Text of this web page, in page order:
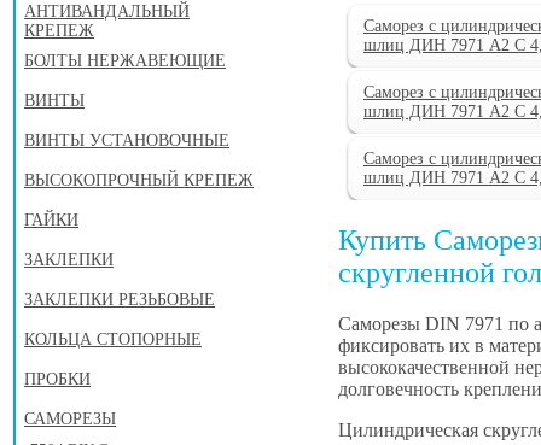
АНТИВАНДАЛЬНЫЙ
КРЕПЕЖ
БОЛТЫ НЕРЖАВЕЮЩИЕ
ВИНТЫ
ВИНТЫ УСТАНОВОЧНЫЕ
ВЫСОКОПРОЧНЫЙ КРЕПЕЖ
ГАЙКИ
ЗАКЛЕПКИ
ЗАКЛЕПКИ РЕЗЬБОВЫЕ
КОЛЬЦА СТОПОРНЫЕ
ПРОБКИ
САМОРЕЗЫ
Саморез с
шлиц ДИН 7971 А2 C
Саморез с
шлиц ДИН 7971 А2 C
Саморез с
шлиц ДИН 7971 А2 C
Купить
скругленной
Саморезы DIN 7971 по
фиксировать их в
высококачественной
долговечность
Цилиндрическая